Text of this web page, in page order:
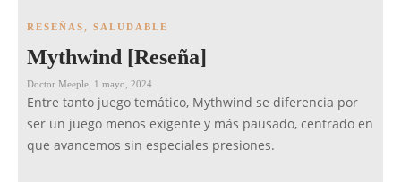
RESEÑAS, SALUDABLE
Mythwind [Reseña]
Doctor Meeple 1 mayo, 2024
Entre tanto juego temático, Mythwind se diferencia por
ser un juego menos exigente y más pausado, centrado en
que avancemos sin especiales presiones.